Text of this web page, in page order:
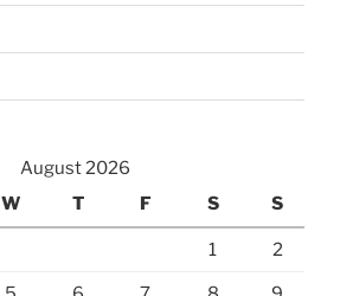
August 2026
W T F S S
1 2